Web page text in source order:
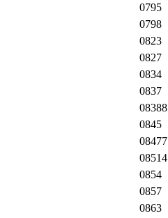
0795
0798
0823
0827
0834
0837
08388
0845
08477
08514
0854
0857
0863